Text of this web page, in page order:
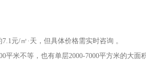
元/㎡·天，但具体价格需实时咨询 。
平米不等，也有单层2000-7000平方米的大面